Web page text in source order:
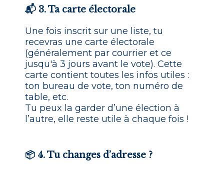
📬 3. Ta carte électorale
Une fois inscrit sur une liste, tu
recevras une carte électorale
(généralement par courrier et ce
jusqu'à 3 jours avant le vote). Cette
carte contient toutes les infos utiles :
ton bureau de vote, ton numéro de
table, etc.
Tu peux la garder d’une élection à
l’autre, elle reste utile à chaque fois !
📦 4. Tu changes d’adresse ?